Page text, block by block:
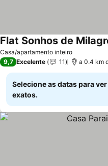
Casa/apartamento inteiro
Flat Sonhos de
9,7 Excelente 11 a 0.4 km
Selecione as datas para
exatos.